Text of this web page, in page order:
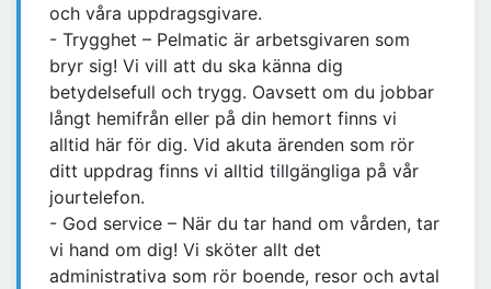
och våra uppdragsgivare.
- Trygghet – Pelmatic är arbetsgivaren som
bryr sig! Vi vill att du ska känna dig
betydelsefull och trygg. Oavsett om du jobbar
långt hemifrån eller på din hemort finns vi
alltid här för dig. Vid akuta ärenden som rör
ditt uppdrag finns vi alltid tillgängliga på vår
jourtelefon.
- God service – När du tar hand om vården, tar
vi hand om dig! Vi sköter allt det
administrativa som rör boende, resor och avtal